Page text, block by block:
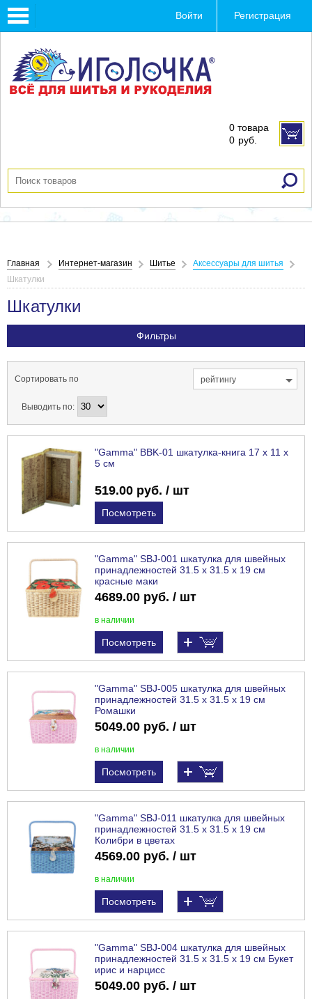
Toggle
navigation
Войти Регистрация
0 товара
0 руб.
Главная Интернет-магазин Шитье
Аксессуары для шитья
Шкатулки
Шкатулки
Фильтры
Сортировать по рейтингу
Выводить по:
"Gamma" BBK-01 шкатулка-книга 17 х 11 х
5 см
519.00 руб. / шт
Посмотреть
"Gamma" SBJ-001 шкатулка для швейных
принадлежностей 31.5 х 31.5 х 19 см
красные маки
4689.00 руб. / шт
в наличии
Посмотреть
"Gamma" SBJ-005 шкатулка для швейных
принадлежностей 31.5 х 31.5 х 19 см
Ромашки
5049.00 руб. / шт
в наличии
Посмотреть
"Gamma" SBJ-011 шкатулка для швейных
принадлежностей 31.5 х 31.5 х 19 см
Колибри в цветах
4569.00 руб. / шт
в наличии
Посмотреть
"Gamma" SBJ-004 шкатулка для швейных
принадлежностей 31.5 х 31.5 х 19 см Букет
ирис и нарцисс
5049.00 руб. / шт